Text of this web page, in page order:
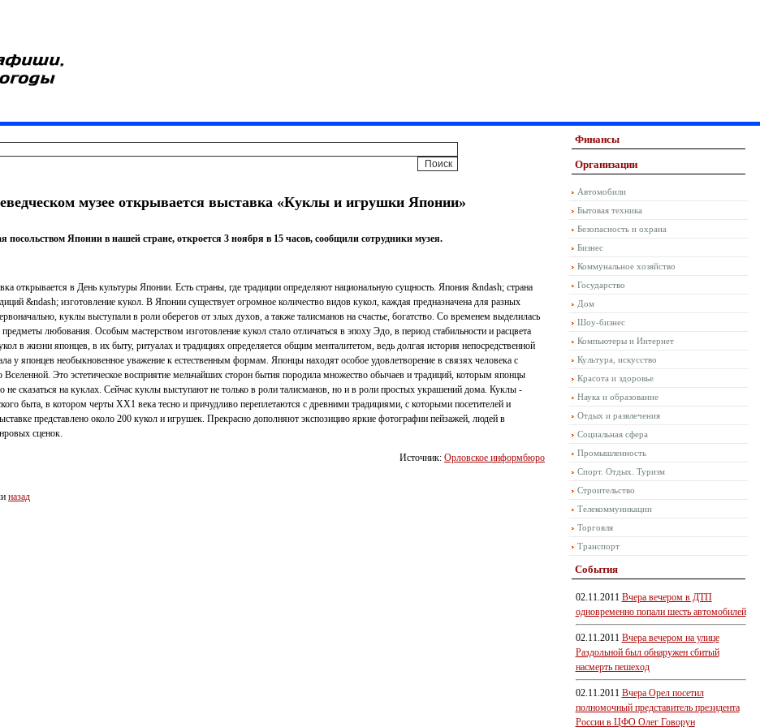
музее открывается выставка «Куклы и игрушки Японии»
посольством Японии в нашей стране, откроется 3 ноября в 15 часов, сообщили сотрудники музея.
открывается в День культуры Японии. Есть страны, где традиции определяют национальную сущность. Япония &ndash; страна
&ndash; изготовление кукол. В Японии существует огромное количество видов кукол, каждая предназначена для разных
куклы выступали в роли оберегов от злых духов, а также талисманов на счастье, богатство. Со временем выделилась
любования. Особым мастерством изготовление кукол стало отличаться в эпоху Эдо, в период стабильности и расцвета
в жизни японцев, в их быту, ритуалах и традициях определяется общим менталитетом, ведь долгая история непосредственной
у японцев необыкновенное уважение к естественным формам. Японцы находят особое удовлетворение в связях человека с
Это эстетическое восприятие мельчайших сторон бытия породила множество обычаев и традиций, которым японцы
не сказаться на куклах. Сейчас куклы выступают не только в роли талисманов, но и в роли простых украшений дома. Куклы -
быта, в котором черты ХХ1 века тесно и причудливо переплетаются с древними традициями, с которыми посетителей и
представлено около 200 кукол и игрушек. Прекрасно дополняют экспозицию яркие фотографии пейзажей, людей в
сценок.
Источник: Орловское информбюро
назад
Финансы
Организации
Автомобили
Бытовая техника
Безопасность и охрана
Бизнес
Коммунальное хозяйство
Государство
Дом
Шоу-бизнес
Компьютеры и Интернет
Культура, искусство
Красота и здоровье
Наука и образование
Отдых и развлечения
Социальная сфера
Промышленность
Спорт. Отдых. Туризм
Строительство
Телекоммуникации
Торговля
Транспорт
События
02.11.2011 Вчера вечером в ДТП
одновременно попали шесть автомобилей
02.11.2011 Вчера вечером на улице
Раздольной был обнаружен сбитый
насмерть пешеход
02.11.2011 Вчера Орел посетил
полномочный представитель президента
России в ЦФО Олег Говорун